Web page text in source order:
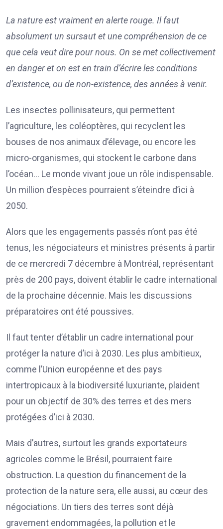
La nature est vraiment en alerte rouge. Il faut
absolument un sursaut et une compréhension de ce
que cela veut dire pour nous. On se met collectivement
en danger et on est en train d’écrire les conditions
d’existence, ou de non-existence, des années à venir.
Les insectes pollinisateurs, qui permettent
l’agriculture, les coléoptères, qui recyclent les
bouses de nos animaux d’élevage, ou encore les
micro-organismes, qui stockent le carbone dans
l’océan… Le monde vivant joue un rôle indispensable.
Un million d’espèces pourraient s’éteindre d’ici à
2050.
Alors que les engagements passés n’ont pas été
tenus, les négociateurs et ministres présents à partir
de ce mercredi 7 décembre à Montréal, représentant
près de 200 pays, doivent établir le cadre international
de la prochaine décennie. Mais les discussions
préparatoires ont été poussives.
Il faut tenter d’établir un cadre international pour
protéger la nature d’ici à 2030. Les plus ambitieux,
comme l’Union européenne et des pays
intertropicaux à la biodiversité luxuriante, plaident
pour un objectif de 30% des terres et des mers
protégées d’ici à 2030.
Mais d’autres, surtout les grands exportateurs
agricoles comme le Brésil, pourraient faire
obstruction. La question du financement de la
protection de la nature sera, elle aussi, au cœur des
négociations. Un tiers des terres sont déjà
gravement endommagées, la pollution et le